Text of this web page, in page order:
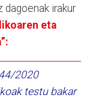
dagoenak irakur
eta
2020
testu bakar